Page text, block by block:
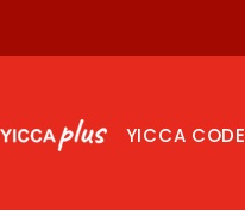
YICCA CODE